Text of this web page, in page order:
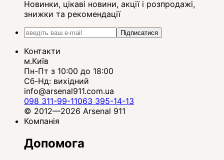
Новинки, цікаві новини, акції і розпродажі,
знижки та рекомендації
Підписатися
Контакти
м.Київ
Пн-Пт з 10:00 до 18:00
Сб-Нд: вихідний
info@arsenal911.com.ua
098 311-99-11063 395-14-13
© 2012—2026 Arsenal 911
Компанія
Допомога